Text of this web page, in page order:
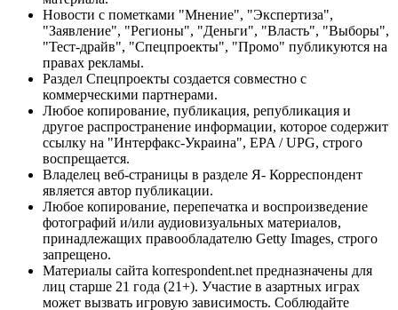
Новости с пометками "Мнение", "Экспертиза",
"Заявление", "Регионы", "Деньги", "Власть", "Выборы",
"Тест-драйв", "Спецпроекты", "Промо" публикуются на
правах рекламы.
Раздел Спецпроекты создается совместно с
коммерческими партнерами.
Любое копирование, публикация, републикация и
другое распространение информации, которое содержит
ссылку на "Интерфакс-Украина", EPA / UPG, строго
воспрещается.
Владелец веб-страницы в разделе Я- Корреспондент
является автор публикации.
Любое копирование, перепечатка и воспроизведение
фотографий и/или аудиовизуальных материалов,
принадлежащих правообладателю Getty Images, строго
запрещено.
Материалы сайта korrespondent.net предназначены для
лиц старше 21 года (21+). Участие в азартных играх
может вызвать игровую зависимость. Соблюдайте